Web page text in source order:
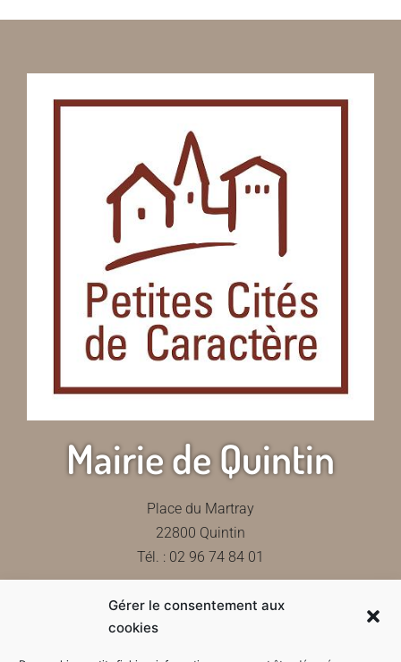
Gérer le consentement aux
cookies
Mairie de Quintin
Place du Martray
22800 Quintin
Tél. : 02 96 74 84 01
Contactez-nous